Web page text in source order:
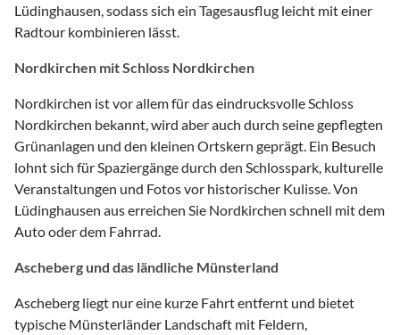
Lüdinghausen, sodass sich ein Tagesausflug leicht mit einer
Radtour kombinieren lässt.
Nordkirchen mit Schloss Nordkirchen
Nordkirchen ist vor allem für das eindrucksvolle Schloss
Nordkirchen bekannt, wird aber auch durch seine gepflegten
Grünanlagen und den kleinen Ortskern geprägt. Ein Besuch
lohnt sich für Spaziergänge durch den Schlosspark, kulturelle
Veranstaltungen und Fotos vor historischer Kulisse. Von
Lüdinghausen aus erreichen Sie Nordkirchen schnell mit dem
Auto oder dem Fahrrad.
Ascheberg und das ländliche Münsterland
Ascheberg liegt nur eine kurze Fahrt entfernt und bietet
typische Münsterländer Landschaft mit Feldern,